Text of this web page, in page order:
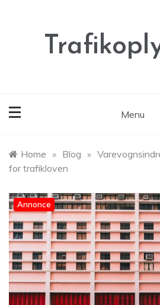
Menu
Home » Blog »
for trafikloven
Annonce